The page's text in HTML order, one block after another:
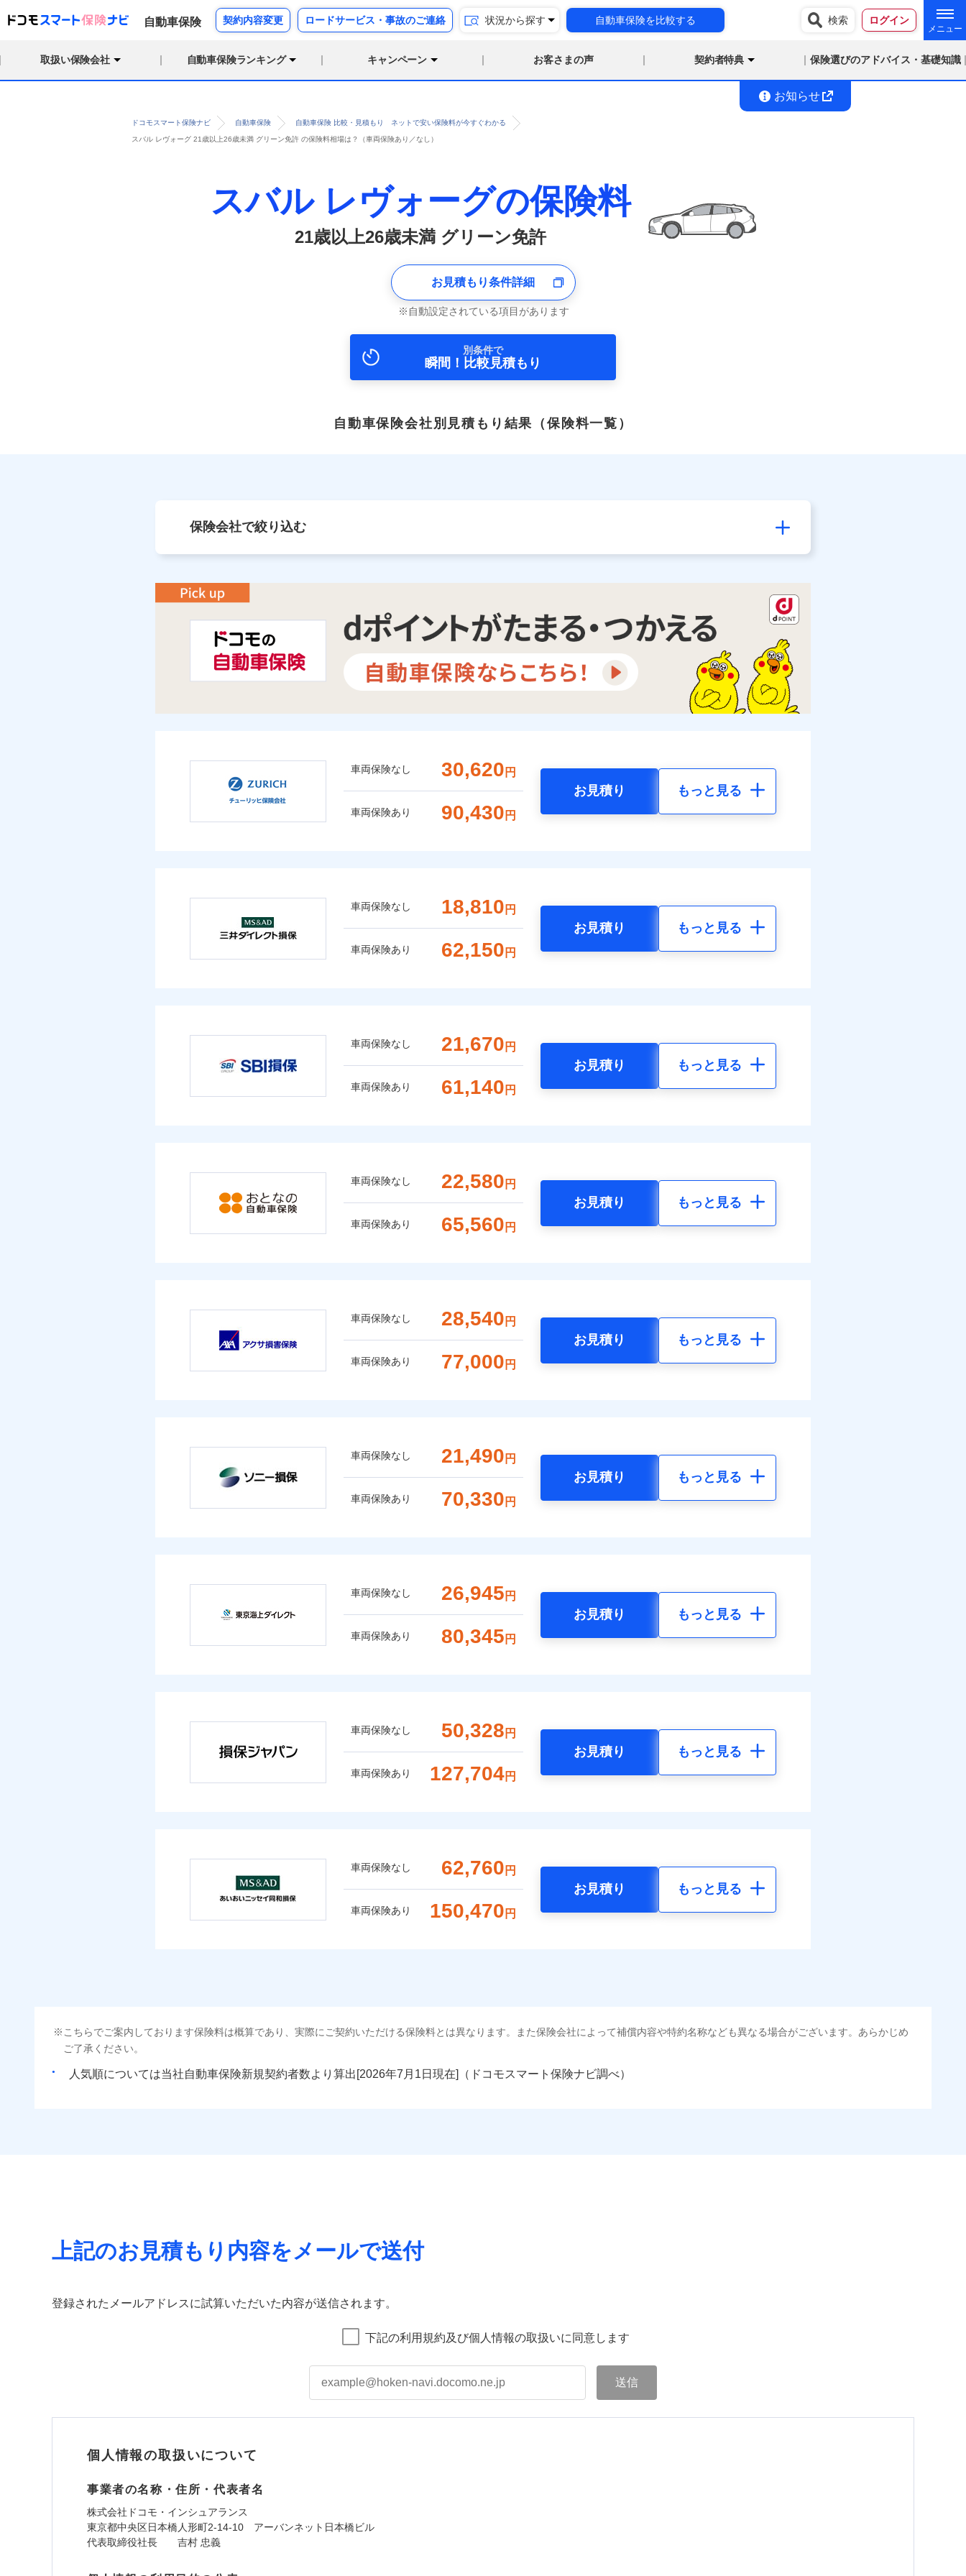
自動車保険 契約内容変更 ロードサービス・事故のご連絡 状況から探す 自動車保険を比較する 検索 ログイン
取扱い保険会社 自動車保険ランキング キャンペーン お客さまの声 契約者特典 保険選びのアドバイス・基礎知識
お知らせ
ドコモスマート保険ナビ 自動車保険 自動車保険 比較・見積もり ネットで安い保険料が今すぐわかる
スバル レヴォーグ 21歳以上26歳未満 グリーン免許 の保険料相場は？（車両保険あり／なし）
スバル レヴォーグの保険料
21歳以上26歳未満 グリーン免許
お見積もり条件詳細
自動設定されている項目があります
別条件で
瞬間！比較見積もり
自動車保険会社別見積もり結果 （保険料一覧）
保険会社で絞り込む
車両保険なし 30,620 円
車両保険あり 90,430 円
お見積り もっと見る
車両保険なし 18,810 円
車両保険あり 62,150 円
お見積り もっと見る
車両保険なし 21,670 円
車両保険あり 61,140 円
お見積り もっと見る
車両保険なし 22,580 円
車両保険あり 65,560 円
お見積り もっと見る
車両保険なし 28,540 円
車両保険あり 77,000 円
お見積り もっと見る
車両保険なし 21,490 円
車両保険あり 70,330 円
お見積り もっと見る
車両保険なし 26,945 円
車両保険あり 80,345 円
お見積り もっと見る
車両保険なし 50,328 円
車両保険あり 127,704円
お見積り もっと見る
車両保険なし 62,760 円
車両保険あり 150,470 円
お見積り もっと見る
こちらでご案内しております保険料は概算であり、実際にご契約いただける保険料とは異なります。また保険会社によって補償内容や特約名称なども異なる場合がございます。あらかじめ
ご了承ください。
人気順については当社 新規契約者数より算出[ 年 月 日現在]（ドコモスマート保険ナビ調べ）
上記のお見積もり内容をメールで送付
登録されたメールアドレスに試算いただいた内容が送信されます。
下記の利用規約及び個人情報の取扱いに同意します
個人情報の取扱いについて
事業者の名称・住所・代表者名
株式会社ドコモ・インシュアランス
東京都中央区日本橋人形町2-14-10 アーバンネット日本橋ビル
代表取締役社長 吉村 忠義